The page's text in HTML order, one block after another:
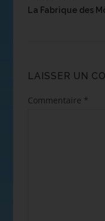
La Fabrique des
LAISSER UN
Commentaire *